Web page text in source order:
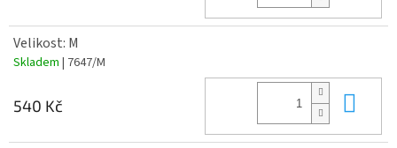
Velikost: M
Skladem | 7647/M
540 Kč